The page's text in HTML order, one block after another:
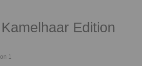
Edition
1